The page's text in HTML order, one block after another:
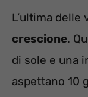
L’ultima delle
crescione.
di sole e una
aspettano 10